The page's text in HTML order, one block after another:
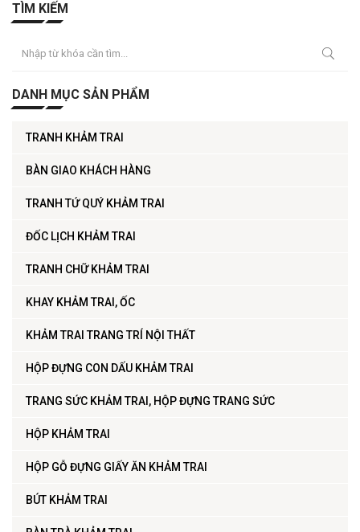
TÌM KIẾM
DANH MỤC SẢN PHẨM
TRANH KHẢM TRAI
BÀN GIAO KHÁCH HÀNG
TRANH TỨ QUÝ KHẢM TRAI
ĐỐC LỊCH KHẢM TRAI
TRANH CHỮ KHẢM TRAI
KHAY KHẢM TRAI, ỐC
KHẢM TRAI TRANG TRÍ NỘI THẤT
HỘP ĐỰNG CON DẤU KHẢM TRAI
TRANG SỨC KHẢM TRAI, HỘP ĐỰNG TRANG SỨC
HỘP KHẢM TRAI
HỘP GỖ ĐỰNG GIẤY ĂN KHẢM TRAI
BÚT KHẢM TRAI